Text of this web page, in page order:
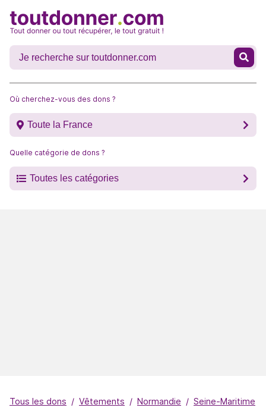
Où cherchez-vous des dons ?
Toute la France
Quelle catégorie de dons ?
Toutes les catégories
Tous les dons Vêtements Normandie Seine-Maritime